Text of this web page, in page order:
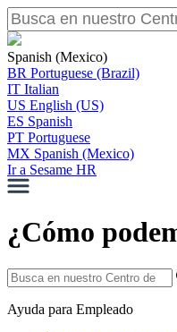
Spanish (Mexico)
BR Portuguese (Brazil)
IT Italian
US English (US)
ES Spanish
PT Portuguese
MX Spanish (Mexico)
Ir a Sesame HR
¿Cómo
Ayuda para Empleado